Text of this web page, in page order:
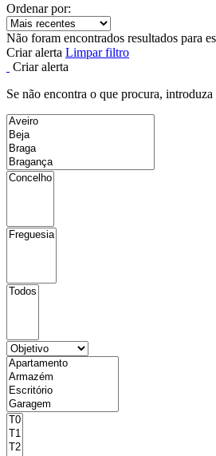
Ordenar por:
Não foram encontrados resultados para
Criar alerta Limpar filtro
Criar alerta
Se não encontra o que procura,